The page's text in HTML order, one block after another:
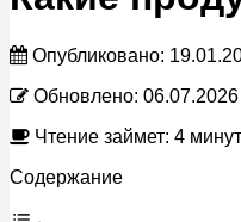
Опубликовано:
Обновлено: 06.07.2026
Чтение займет: 4
Содержание